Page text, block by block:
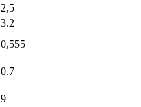
2,5
3.2
0,555
0.7
9